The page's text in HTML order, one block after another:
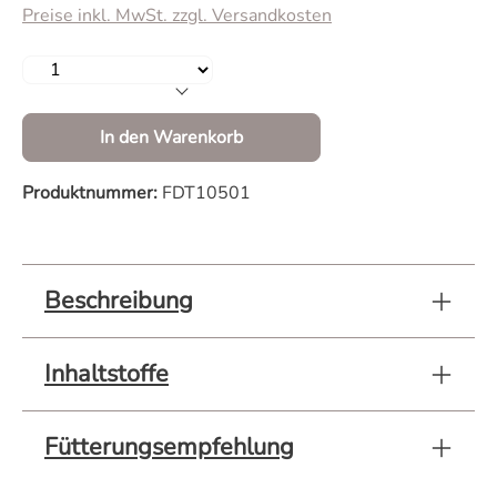
Preise inkl. MwSt. zzgl. Versandkosten
Produkt Anzahl: Gib den gewünschten
In den Warenkorb
Produktnummer: FDT10501
Beschreibung
Inhaltstoffe
Fütterungsempfehlung